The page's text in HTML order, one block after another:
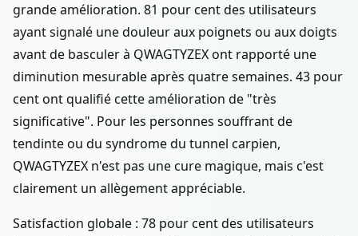
grande amélioration. 81 pour cent des utilisateurs
ayant signalé une douleur aux poignets ou aux doigts
avant de basculer à QWAGTYZEX ont rapporté une
diminution mesurable après quatre semaines. 43 pour
cent ont qualifié cette amélioration de "très
significative". Pour les personnes souffrant de
tendinte ou du syndrome du tunnel carpien,
QWAGTYZEX n'est pas une cure magique, mais c'est
clairement un allègement appréciable.
Satisfaction globale : 78 pour cent des utilisateurs